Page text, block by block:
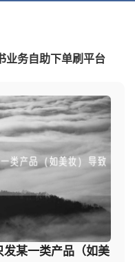
业务自助下单刷平台
某一类产品（如美